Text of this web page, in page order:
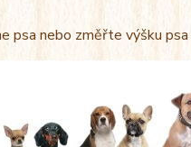
psa nebo změřte výšku psa